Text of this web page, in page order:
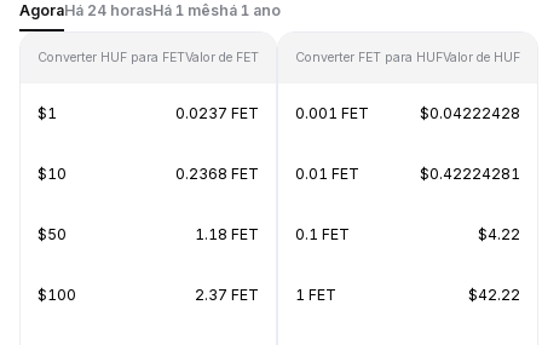
AgoraHá 24 horasHá 1 mêshá 1 ano
Converter HUF para FETValor de FET
$1 0.0237 FET
$10 0.2368 FET
$50 1.18 FET
$100 2.37 FET
Converter FET para HUFValor de HUF
0.001 FET $0.04222428
0.01 FET $0.42224281
0.1 FET $4.22
1 FET $42.22